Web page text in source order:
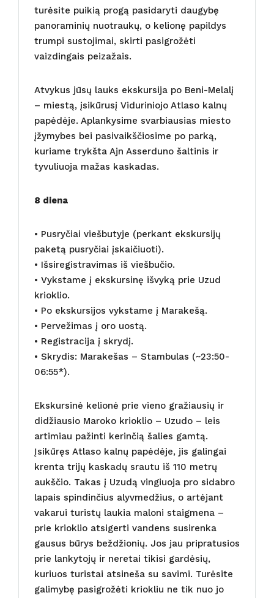
turėsite puikią progą pasidaryti daugybę
panoraminių nuotraukų, o kelionę papildys
trumpi sustojimai, skirti pasigrožėti
vaizdingais peizažais.
Atvykus jūsų lauks ekskursija po Beni-Melalį
– miestą, įsikūrusį Viduriniojo Atlaso kalnų
papėdėje. Aplankysime svarbiausias miesto
įžymybes bei pasivaikščiosime po parką,
kuriame trykšta Ajn Asserduno šaltinis ir
tyvuliuoja mažas kaskadas.
8 diena
• Pusryčiai viešbutyje (perkant ekskursijų
paketą pusryčiai įskaičiuoti).
• Išsiregistravimas iš viešbučio.
• Vykstame į ekskursinę išvyką prie Uzud
krioklio.
• Po ekskursijos vykstame į Marakešą.
• Pervežimas į oro uostą.
• Registracija į skrydį.
• Skrydis: Marakešas – Stambulas (~23:50-
06:55*).
Ekskursinė kelionė prie vieno gražiausių ir
didžiausio Maroko krioklio – Uzudo – leis
artimiau pažinti kerinčią šalies gamtą.
Įsikūręs Atlaso kalnų papėdėje, jis galingai
krenta trijų kaskadų srautu iš 110 metrų
aukščio. Takas į Uzudą vingiuoja pro sidabro
lapais spindinčius alyvmedžius, o artėjant
vakarui turistų laukia maloni staigmena –
prie krioklio atsigerti vandens susirenka
gausus būrys beždžionių. Jos jau pripratusios
prie lankytojų ir neretai tikisi gardėsių,
kuriuos turistai atsineša su savimi. Turėsite
galimybę pasigrožėti kriokliu ne tik nuo jo